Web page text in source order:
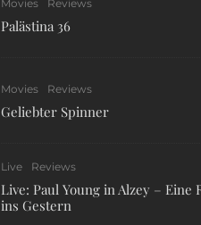
Movies Reviews
Palästina 36
Movies Reviews
Geliebter Spinner
Live Reviews
Live: Paul Young in Alzey – Eine
ins Gestern